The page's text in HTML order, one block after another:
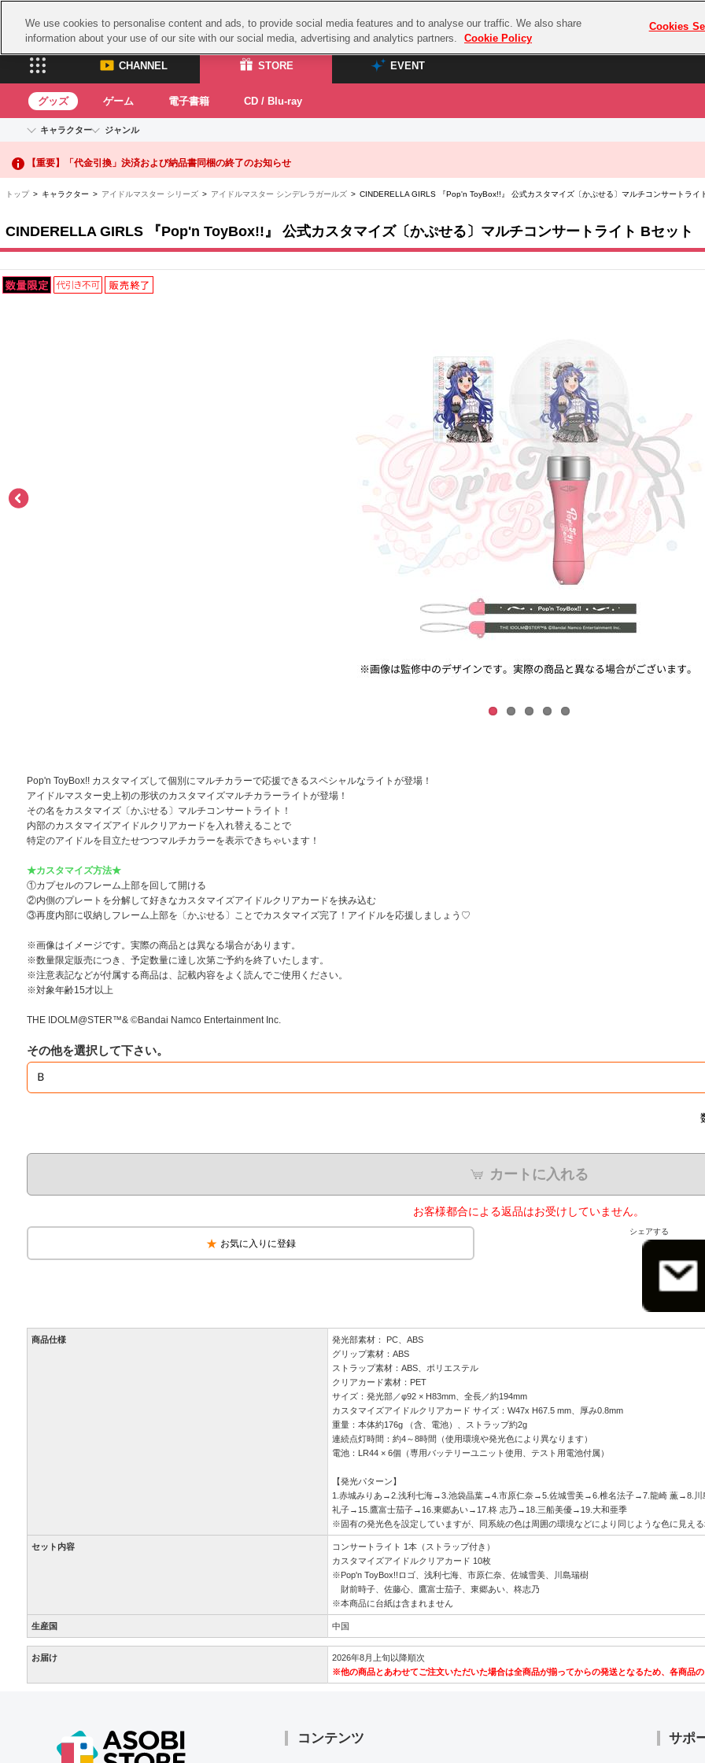
プレミアム会員と
CHANNEL STORE EVENT
CHANNEL
ASOBI CHANNEL TOP
STORE
ASOBI STORE TOP
ゲーム
EVENT
ASOBI TICKET
その他先行受付
グッズ ゲーム 電子書籍 CD / Blu-ray
キャラクター
アイドルマスターシリーズ
アイドルマスター シンデレラガールズ
アイドルマスター SideM
アイドルマスター シャイニーカラーズ
プロジェクトアイマス ヴイアライヴ
パックマン
ラブライブ！サンシャイン‼
ラブライブ！スーパースター!!
アイドリッシュセブン
ジャンル
イベントグッズ
【重要】二段階認証設定およびID・パスワード管理のお願い
【重要】「代金引換」決済および納品書同梱の終了のお知らせ
トップ> キャラクター > アイドルマスター シリーズ > アイドルマスター シンデレラガールズ > CINDERELLA GIRLS 『Pop'n ToyBox!!』 公式カスタマイズ〔かぷせる〕マルチコンサートライ
CINDERELLA GIRLS 『Pop'n ToyBox!!』 公式カスタマイズ〔かぷせる〕マルチコンサートライト Bセット
Pop'n ToyBox!! カスタマイズして個別にマルチカラーで応援できるスペシャルなライトが登場！
アイドルマスター史上初の形状のカスタマイズマルチカラーライトが登場！
その名をカスタマイズ〔かぷせる〕マルチコンサートライト！
内部のカスタマイズアイドルクリアカードを入れ替えることで
特定のアイドルを目立たせつつマルチカラーを表示できちゃいます！
★カスタマイズ方法★
①カプセルのフレーム上部を回して開ける
②内側のプレートを分解して好きなカスタマイズアイドルクリアカードを挟み込む
③再度内部に収納しフレーム上部を〔かぷせる〕ことでカスタマイズ完了！アイドルを応援しましょう♡
※画像はイメージです。実際の商品とは異なる場合があります。
※数量限定販売につき、予定数量に達し次第ご予約を終了いたします。
※注意表記などが付属する商品は、記載内容をよく読んでご使用ください。
※対象年齢15才以上
THE IDOLM@STER™& ©Bandai Namco Entertainment Inc.
その他を選択して下さい。
カートに入れる
お客様都合による返品はお受けしていません。
お気に入りに登録
シェアする
商品仕様
発光部素材： PC、ABS
グリップ素材：ABS
ストラップ素材：ABS、ポリエステル
クリアカード素材：PET
サイズ：発光部／φ92 × H83mm、全長／約194mm
カスタマイズアイドルクリアカード サイズ：W47x H67.5 mm、厚み0.8mm
重量：本体約176g （含、電池）、ストラップ約2g
連続点灯時間：約4～8時間（使用環境や発光色により異なります）
電池：LR44 × 6個（専用バッテリーユニット使用、テスト用電池付属）
【発光パターン】
1.赤城みりあ→2.浅利七海→3.池袋晶葉→4.市原仁奈→5.佐城雪美→6.椎名法子→7.龍崎 薫→8.
礼子→15.鷹富士茄子→16.東郷あい→17.柊 志乃→18.三船美優→19.大和亜季
※固有の発光色を設定していますが、同系統の色は周囲の環境などにより同じような色に見え
セット内容
コンサートライト 1本（ストラップ付き）
カスタマイズアイドルクリアカード 10枚
※Pop'n ToyBox!!ロゴ、浅利七海、市原仁奈、佐城雪美、川島瑞樹
財前時子、佐藤心、鷹富士茄子、東郷あい、柊志乃
※本商品に台紙は含まれません
生産国 中国
お届け
2026年8月上旬以降順次
※他の商品とあわせてご注文いただいた場合は全商品が揃ってからの発送となるため、各商品
コンテンツ サポ
We use cookies to personalise content and ads, to provide social media features and to analyse our traffic. We also share
information about your use of our site with our social media, advertising and analytics partners.
Cookie Policy
Cookies